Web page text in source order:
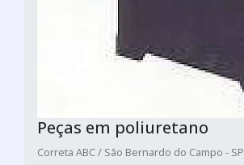
Peças em poliuretano
Correta ABC / São Bernardo do Campo - SP